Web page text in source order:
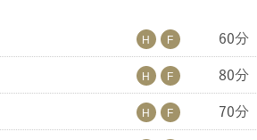
60分
80分
70分